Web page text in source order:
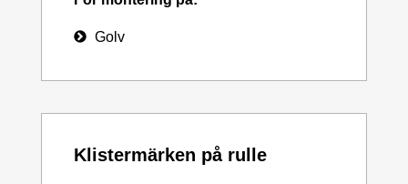
Golv
Klistermärken på rulle